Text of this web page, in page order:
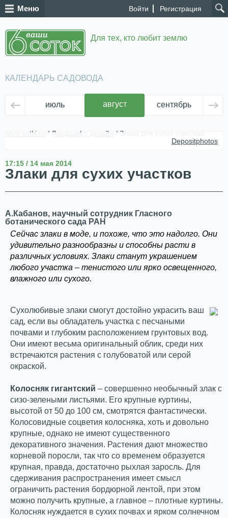
Войти Регистрация
Меню
Для тех, кто любит землю
КАЛЕНДАРЬ САДОВОДА
июль август сентябрь
www.sotki.ru / Ландшафт, дизайн
/ Злаки для сухих участков
Depositphotos
17:15 / 14 мая 2014
Злаки для сухих участков
А.Кабанов, научный сотрудник Гласного
ботанического сада РАН
Сейчас злаки в моде, и похоже, что это надолго. Они
удивительно разнообразны и способны расти в
различных условиях. Злаки станут украшением
любого участка – тенистого или ярко освещенного,
влажного или сухого.
Сухолюбивые злаки смогут достойно украсить ваш
сад, если вы обладатель участка с песчаными
почвами и глубоким расположением грунтовых вод.
Они имеют весьма оригинальный облик, среди них
встречаются растения с голубоватой или серой
окраской.
Колосняк гигантский – совершенно необычный злак с
сизо-зелеными листьями. Его крупные куртины,
высотой от 50 до 100 см, смотрятся фантастически.
Колосовидные соцветия колосняка, хоть и довольно
крупные, однако не имеют существенного
декоративного значения. Растения дают множество
корневой поросли, так что со временем образуется
крупная, правда, достаточно рыхлая заросль. Для
сдерживания распространения имеет смысл
ограничить растения бордюрной лентой, при этом
можно получить крупные, а главное – плотные куртины.
Колосняк нуждается в сухих почвах и ярком солнечном